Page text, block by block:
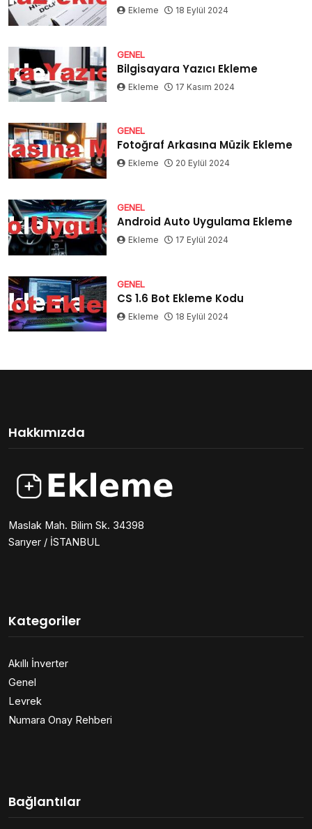
Ekleme 18 Eylül 2024
GENEL
Bilgisayara Yazıcı Ekleme
Ekleme 17 Kasım 2024
GENEL
Fotoğraf Arkasına Müzik Ekleme
Ekleme 20 Eylül 2024
GENEL
Android Auto Uygulama Ekleme
Ekleme 17 Eylül 2024
GENEL
CS 1.6 Bot Ekleme Kodu
Ekleme 18 Eylül 2024
Hakkımızda
Maslak Mah. Bilim Sk. 34398
Sarıyer / İSTANBUL
Kategoriler
Akıllı İnverter
Genel
Levrek
Numara Onay Rehberi
Bağlantılar